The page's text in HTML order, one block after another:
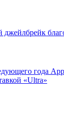
джейлбрейк
года
«Ultra»